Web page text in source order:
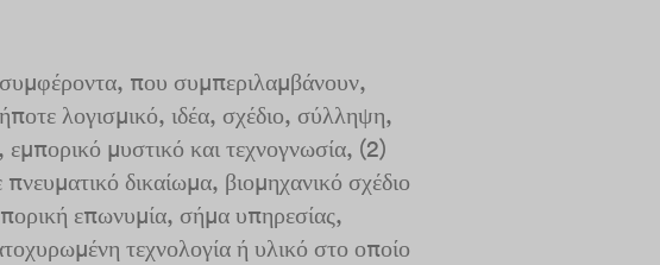
συμφέροντα, που συμπεριλαμβάνουν,
λογισμικό, ιδέα, σχέδιο, σύλληψη,
μυστικό και τεχνογνωσία, (2)
δικαίωμα, βιομηχανικό σχέδιο
επωνυμία, σήμα υπηρεσίας,
τεχνολογία ή υλικό στο οποίο